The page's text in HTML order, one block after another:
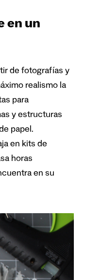
en un
de fotografías y
realismo la
para
y estructuras
papel.
en kits de
horas
en su